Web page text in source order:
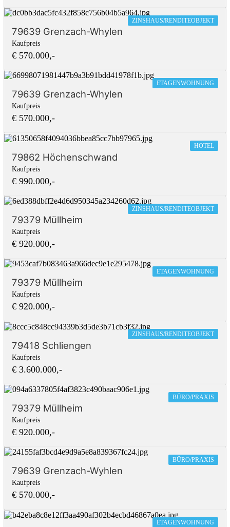
ZINSHAUS/RENDITEOBJEKT
79639 Grenzach-Whylen
Kaufpreis
€ 570.000,-
ETAGENWOHNUNG
79639 Grenzach-Whylen
Kaufpreis
€ 570.000,-
HOTEL
79862 Höchenschwand
Kaufpreis
€ 990.000,-
ZINSHAUS/RENDITEOBJEKT
79379 Müllheim
Kaufpreis
€ 920.000,-
ETAGENWOHNUNG
79379 Müllheim
Kaufpreis
€ 920.000,-
ZINSHAUS/RENDITEOBJEKT
79418 Schliengen
Kaufpreis
€ 3.600.000,-
BÜRO/PRAXIS
79379 Müllheim
Kaufpreis
€ 920.000,-
BÜRO/PRAXIS
79639 Grenzach-Wyhlen
Kaufpreis
€ 570.000,-
ETAGENWOHNUNG